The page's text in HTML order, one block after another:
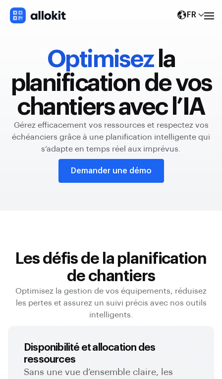
FR
Optimisez la
planification de vos
chantiers avec l’IA
Gérez efficacement vos ressources et respectez vos
échéanciers grâce à une planification intelligente qui
s’adapte en temps réel aux imprévus.
Demander une démo
Les défis de la planification
de chantiers
Optimisez la gestion de vos équipements, réduisez
les pertes et assurez un suivi précis avec nos outils
intelligents.
Disponibilité et allocation des
ressources
Sans une vue d’ensemble claire, les